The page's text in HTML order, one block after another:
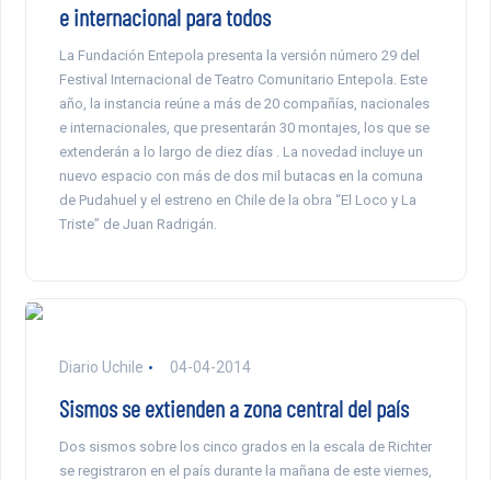
e internacional para todos
La Fundación Entepola presenta la versión número 29 del
Festival Internacional de Teatro Comunitario Entepola. Este
año, la instancia reúne a más de 20 compañías, nacionales
e internacionales, que presentarán 30 montajes, los que se
extenderán a lo largo de diez días . La novedad incluye un
nuevo espacio con más de dos mil butacas en la comuna
de Pudahuel y el estreno en Chile de la obra “El Loco y La
Triste” de Juan Radrigán.
Diario Uchile 04-04-2014
Sismos se extienden a zona central del país
Dos sismos sobre los cinco grados en la escala de Richter
se registraron en el país durante la mañana de este viernes,